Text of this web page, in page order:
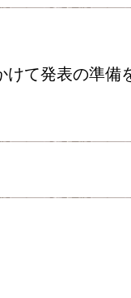
けて発表の準備